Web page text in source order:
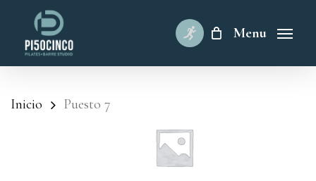
content
Menu
Inicio Puesto 7